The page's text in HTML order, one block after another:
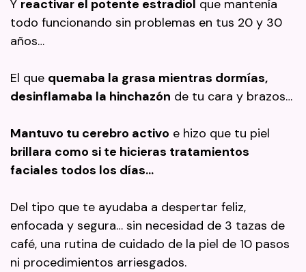
Y reactivar el potente estradiol que mantenía
todo funcionando sin problemas en tus 20 y 30
años…
El que quemaba la grasa mientras dormías,
desinflamaba la hinchazón de tu cara y brazos…
Mantuvo tu cerebro activo e hizo que tu piel
brillara como si te hicieras tratamientos
faciales todos los días…
Del tipo que te ayudaba a despertar feliz,
enfocada y segura… sin necesidad de 3 tazas de
café, una rutina de cuidado de la piel de 10 pasos
ni procedimientos arriesgados.